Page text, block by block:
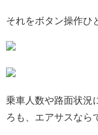
それをボタン操作ひ
乗車人数や路面状況
ろも、エアサスなら